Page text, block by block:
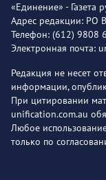
«Единение» - Газета
Адрес редакции: PO
Телефон: (612) 9808
Электронная почта:
Редакция не несет
информации,
При цитировании
unification.com.au
Любое
только по